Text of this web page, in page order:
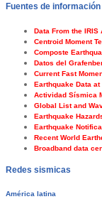
Fuentes de información
Data From the IRIS
Centroid Moment
Composte
Datos del
Current Fast
Earthquake Data at
Actividad Sísmica
Global List and
Earthquake
Earthquake
Recent World
Broadband data
Redes sismicas
América latina